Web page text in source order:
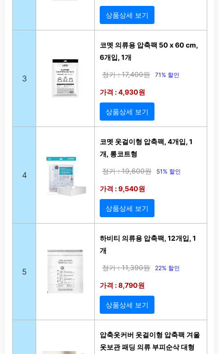
상품상세 보기
3
코멧 의류용 압축팩 50 x 60 cm,
6개입, 1개
정가 : 17,400원 71% 할인
가격 : 4,930원
상품상세 보기
4
코멧 옷걸이형 압축팩, 4개입, 1
개, 롱코트형
정가 : 19,600원 51% 할인
가격 : 9,540원
상품상세 보기
5
하비티 의류용 압축팩, 12개입, 1
개
정가 : 11,390원 22% 할인
가격 : 8,790원
상품상세 보기
압축옷커버 옷걸이형 압축팩 겨울
옷보관 패딩 의류 부피순삭 대형